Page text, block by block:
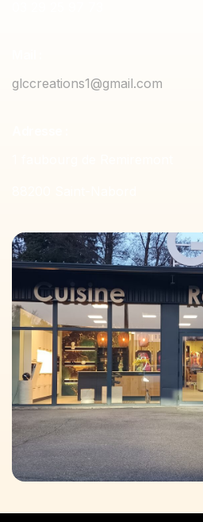
glccreations1@gmail.com